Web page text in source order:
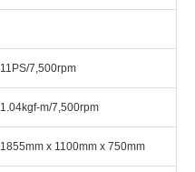
11PS/7,500rpm
1.04kgf-m/7,500rpm
1855mm x 1100mm x 750mm